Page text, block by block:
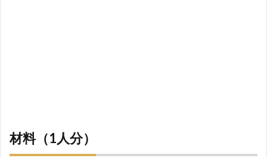
材料（1人分）